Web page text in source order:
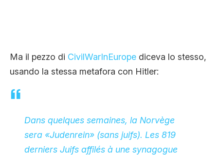
Ma il pezzo di CivilWarInEurope diceva lo stesso,
usando la stessa metafora con Hitler:
Dans quelques semaines, la Norvège
sera «Judenrein» (sans juifs). Les 819
derniers Juifs affilés à une synagogue